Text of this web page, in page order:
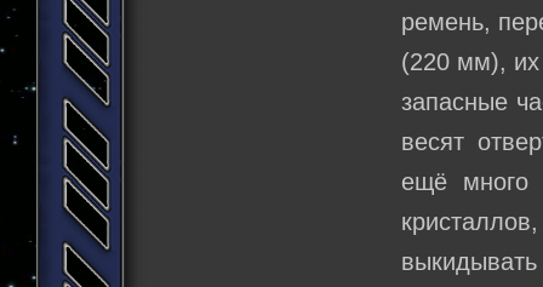
ремень,
(220 мм), их
запасные
весят
ещё много